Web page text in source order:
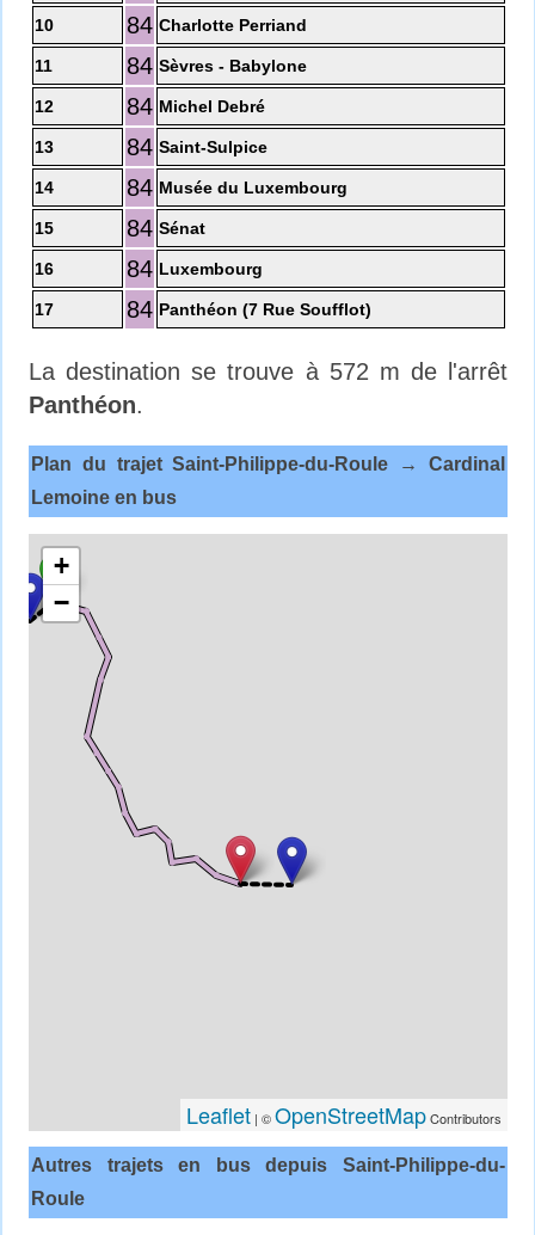
10 84 Charlotte Perriand
11 84 Sèvres - Babylone
12 84 Michel Debré
13 84 Saint-Sulpice
14 84 Musée du Luxembourg
15 84 Sénat
16 84 Luxembourg
17 84 Panthéon (7 Rue Soufflot)
La destination se trouve à 572 m de l'arrêt
Panthéon.
Plan du trajet Saint-Philippe-du-Roule → Cardinal
Lemoine en bus
+
−
Leaflet| ©OpenStreetMapContributors
Autres trajets en bus depuis Saint-Philippe-du-
Roule